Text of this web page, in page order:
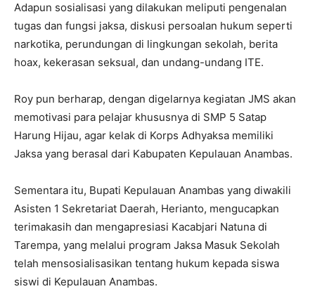
Adapun sosialisasi yang dilakukan meliputi pengenalan
tugas dan fungsi jaksa, diskusi persoalan hukum seperti
narkotika, perundungan di lingkungan sekolah, berita
hoax, kekerasan seksual, dan undang-undang ITE.
Roy pun berharap, dengan digelarnya kegiatan JMS akan
memotivasi para pelajar khususnya di SMP 5 Satap
Harung Hijau, agar kelak di Korps Adhyaksa memiliki
Jaksa yang berasal dari Kabupaten Kepulauan Anambas.
Sementara itu, Bupati Kepulauan Anambas yang diwakili
Asisten 1 Sekretariat Daerah, Herianto, mengucapkan
terimakasih dan mengapresiasi Kacabjari Natuna di
Tarempa, yang melalui program Jaksa Masuk Sekolah
telah mensosialisasikan tentang hukum kepada siswa
siswi di Kepulauan Anambas.